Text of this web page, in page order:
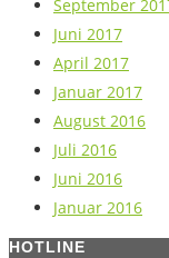
September
Juni 2017
April 2017
Januar 2017
August 2016
Juli 2016
Juni 2016
Januar 2016
HOTLINE